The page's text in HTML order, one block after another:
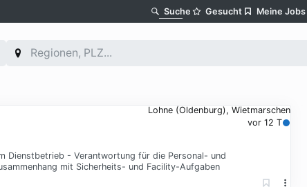
Suche Gesucht Meine Jobs
Lohne (Oldenburg), Wietmarschen
vor 12 T
Dienstbetrieb - Verantwortung für die Personal- und
mit Sicherheits- und Facility-Aufgaben